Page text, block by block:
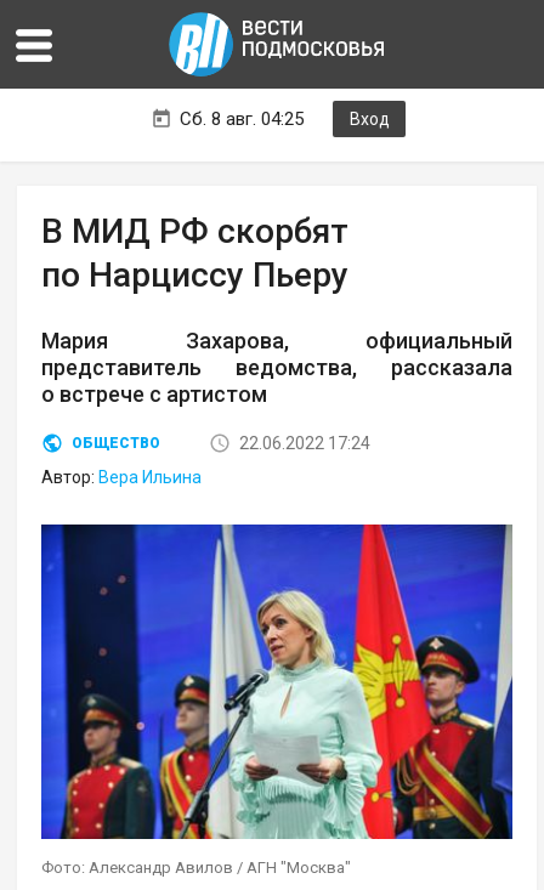
Сб. 8 авг. 04:25 Вход
В МИД РФ скорбят
по Нарциссу Пьеру
Мария Захарова, официальный
представитель ведомства, рассказала
о встрече с артистом
ОБЩЕСТВО
22.06.2022 17:24
Автор: Вера Ильина
Фото: Александр Авилов / АГН "Москва"